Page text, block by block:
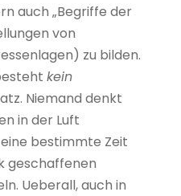
auch „Begriffe der
von
zu bilden.
kein
Niemand denkt
in der Luft
bestimmte Zeit
geschaffenen
Ueberall, auch in